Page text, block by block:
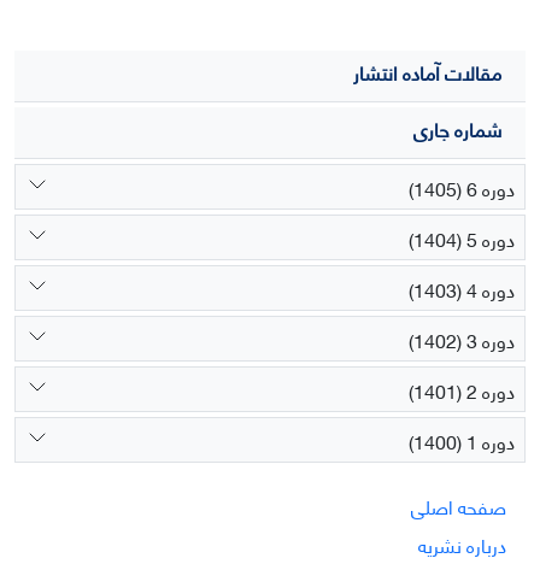
مقالات آماده انتشار
شماره جاری
دوره 6 (1405)
دوره 5 (1404)
دوره 4 (1403)
دوره 3 (1402)
دوره 2 (1401)
دوره 1 (1400)
صفحه اصلی
درباره نشریه